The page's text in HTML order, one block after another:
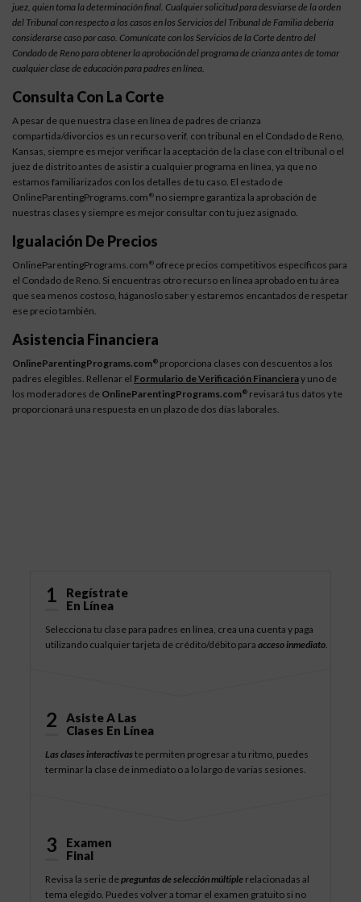
juez, quien toma la determinación final. Cualquier solicitud para desviarse de la orden
del Tribunal con respecto a los casos en los Servicios del Tribunal de Familia debería
considerarse caso por caso. Comunícate con los Servicios de la Corte dentro del
Condado de Reno para obtener la aprobación del programa de crianza antes de tomar
cualquier clase de educación para padres en línea.
Consulta Con La Corte
A pesar de que nuestra clase en línea de padres de crianza
compartida/divorcios es un recurso verif. con tribunal en el Condado de Reno,
Kansas, siempre es mejor verificar la aceptación de la clase con el tribunal o el
juez de distrito antes de asistir a cualquier programa en línea, ya que no
estamos familiarizados con los detalles de tu caso. El estado de
OnlineParentingPrograms.com ® no siempre garantiza la aprobación de
nuestras clases y siempre es mejor consultar con tu juez asignado.
Igualación De Precios
OnlineParentingPrograms.com ® ofrece precios competitivos específicos para
el Condado de Reno. Si encuentras otro recurso en línea aprobado en tu área
que sea menos costoso, háganoslo saber y estaremos encantados de respetar
ese precio también.
Asistencia Financiera
OnlineParentingPrograms.com® proporciona clases con descuentos a los
padres elegibles. Rellenar el Formulario de Verificación Financieray uno de
los moderadores de OnlineParentingPrograms.com® revisará tus datos y te
proporcionará una respuesta en un plazo de dos días laborales.
1
Regístrate
En Línea
Selecciona tu clase para padres en línea, crea una cuenta y paga
utilizando cualquier tarjeta de crédito/débito paraacceso inmediato.
2
Asiste A Las
Clases En Línea
Las clases interactivaste permiten progresar a tu ritmo, puedes
terminar la clase de inmediato o a lo largo de varias sesiones.
3
Examen
Final
Revisa la serie depreguntas de selección múltiple relacionadas al
tema elegido. Puedes volver a tomar el examen gratuito si no